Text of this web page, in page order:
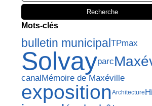
Mots-clés
bulletin municipalTPmax
Solvayparc
canalMémoire de Maxéville
expositionArchitecture